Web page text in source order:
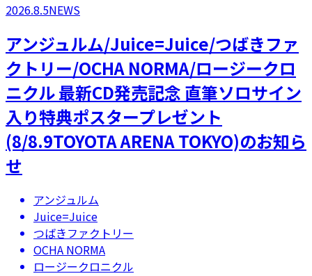
2026.8.5NEWS
アンジュルム/Juice=Juice/つばきファ
クトリー/OCHA NORMA/ロージークロ
ニクル 最新CD発売記念 直筆ソロサイン
入り特典ポスタープレゼント
(8/8.9TOYOTA ARENA TOKYO)のお知ら
せ
アンジュルム
Juice=Juice
つばきファクトリー
OCHA NORMA
ロージークロニクル